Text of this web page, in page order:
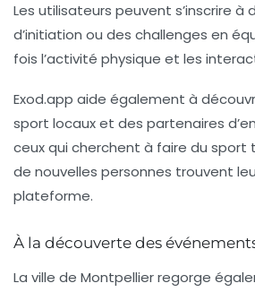
Les utilisateurs peuvent s’inscrire à
d’initiation ou des challenges en
fois l’activité physique et les
Exod.app aide également à
sport locaux et des partenaires
ceux qui cherchent à faire du
de nouvelles personnes trouvent
plateforme.
À la découverte des
La ville de Montpellier regorge